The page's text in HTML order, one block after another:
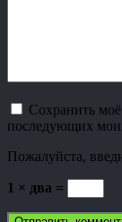
Сохранить моё
последующих
Пожалуйста,
1 × два =